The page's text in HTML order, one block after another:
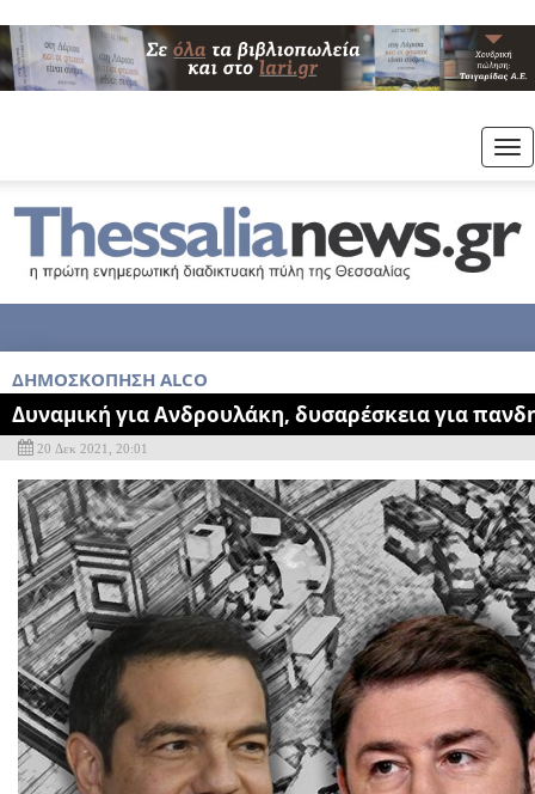
ΔΗΜΟΣΚΟΠΗΣΗ ΑLCO
Δυναμική για Ανδρουλάκη, δυσαρέσκεια για
20 Δεκ 2021, 20:01